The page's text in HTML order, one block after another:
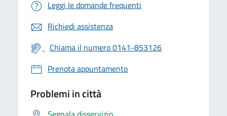
Leggi le domande frequenti
Richiedi assistenza
Chiama il numero 0141-853126
Prenota appuntamento
Problemi in città